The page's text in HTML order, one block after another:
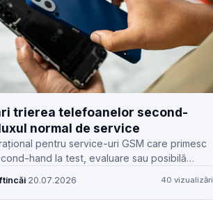
trierea telefoanelor second-
normal de service
pentru service-uri GSM care primesc
hand la test, evaluare sau posibilă
·20.07.2026 40 vizualizări